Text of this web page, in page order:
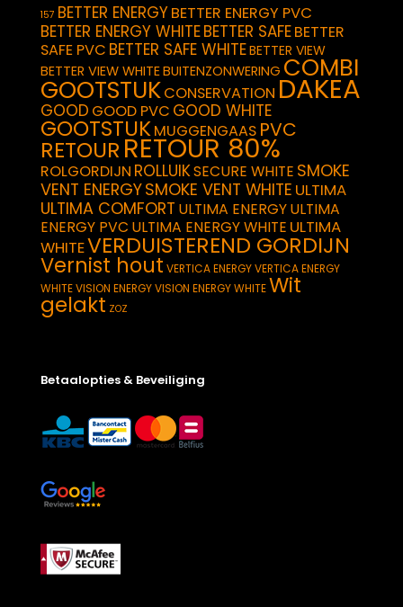
157 BETTER ENERGYBETTER ENERGY PVC
BETTER ENERGY WHITEBETTER SAFEBETTER
SAFE PVC BETTER SAFE WHITEBETTER VIEW
BETTER VIEW WHITEBUITENZONWERING COMBI
GOOTSTUKCONSERVATION DAKEA
GOOD GOOD PVC GOOD WHITE
GOOTSTUKMUGGENGAAS PVC
RETOUR RETOUR 80%
ROLGORDIJN ROLLUIKSECURE WHITE SMOKE
VENT ENERGYSMOKE VENT WHITE ULTIMA
ULTIMA COMFORT ULTIMA ENERGYULTIMA
ENERGY PVC ULTIMA ENERGY WHITE ULTIMA
WHITEVERDUISTEREND GORDIJN
Vernist hout VERTICA ENERGYVERTICA ENERGY
WHITEVISION ENERGYVISION ENERGY WHITEWit
gelakt ZOZ
Betaalopties & Beveiliging